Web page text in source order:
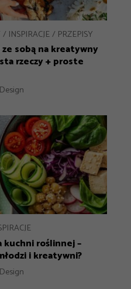
INSPIRACJE PRZEPISY
ze sobą na kreatywny
rzeczy + proste
kuchni roślinnej –
i kreatywni?